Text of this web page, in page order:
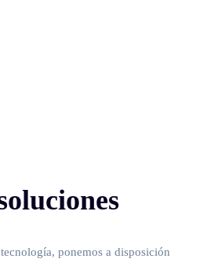
ponemos a disposición